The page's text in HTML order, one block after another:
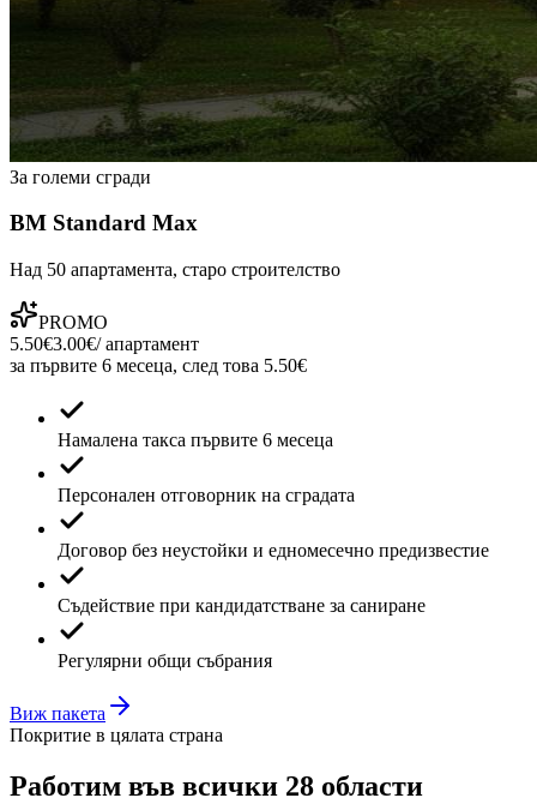
За големи сгради
ВМ Standard Max
Над 50 апартамента, старо строителство
PROMO
5.50€3.00€/ апартамент
за първите 6 месеца, след това 5.50€
Намалена такса първите 6 месеца
Персонален отговорник на сградата
Договор без неустойки и едномесечно предизвестие
Съдействие при кандидатстване за саниране
Регулярни общи събрания
Виж пакета
Покритие в цялата страна
Работим във всички 28 области